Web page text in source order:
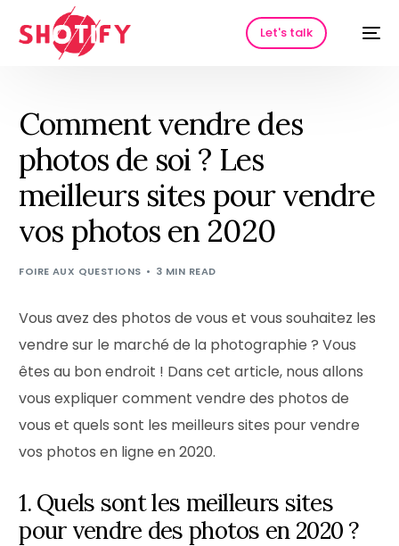
Let's talk
Comment vendre des
photos de soi ? Les
meilleurs sites pour vendre
vos photos en 2020
FOIRE AUX QUESTIONS 3 MIN READ
Vous avez des photos de vous et vous souhaitez les
vendre sur le marché de la photographie ? Vous
êtes au bon endroit ! Dans cet article, nous allons
vous expliquer comment vendre des photos de
vous et quels sont les meilleurs sites pour vendre
vos photos en ligne en 2020.
1. Quels sont les meilleurs sites
pour vendre des photos en 2020 ?